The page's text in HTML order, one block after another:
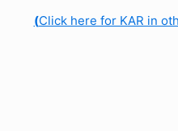
(Click here for KAR in